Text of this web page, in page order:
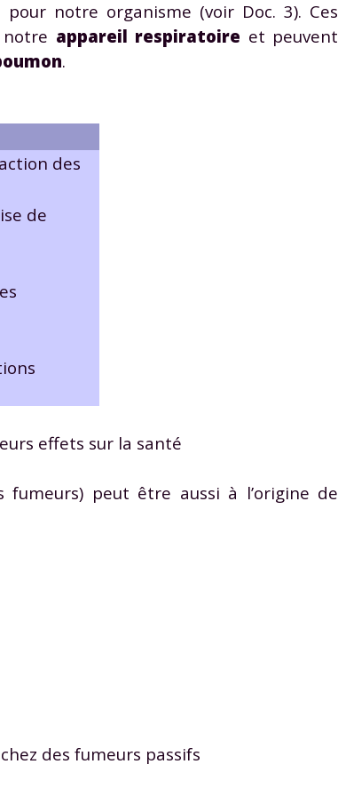
pour notre organisme (voir Doc. 3). Ces
notre appareil respiratoire et peuvent
n.
des
de
effets sur la santé
peut être aussi à l’origine de
des fumeurs passifs
vos droits, vous pouvez consulter